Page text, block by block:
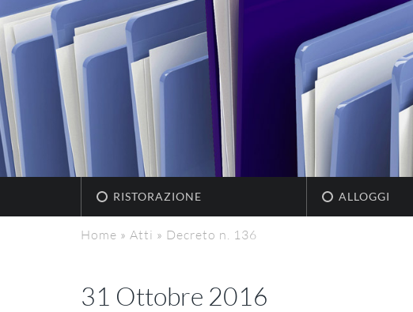
RISTORAZIONE ALLOGGI
Home » Atti » Decreto n. 136
31 Ottobre 2016